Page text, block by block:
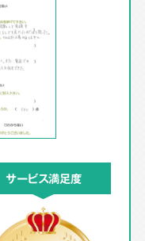
サービス満足度